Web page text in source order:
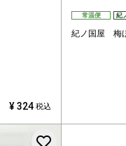
¥ 324 税込
常温便 紀
紀ノ国屋 梅